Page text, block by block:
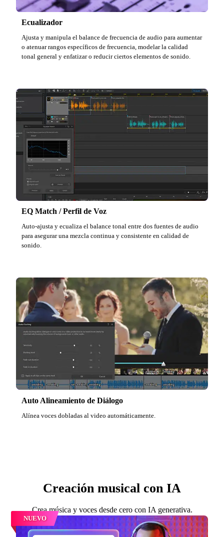
Ecualizador
Ajusta y manipula el balance de frecuencia de audio para aumentar
o atenuar rangos específicos de frecuencia, modelar la calidad
tonal general y enfatizar o reducir ciertos elementos de sonido.
EQ Match / Perfil de Voz
Auto-ajusta y ecualiza el balance tonal entre dos fuentes de audio
para asegurar una mezcla continua y consistente en calidad de
sonido.
Auto Alineamiento de Diálogo
Alínea voces dobladas al video automáticamente.
Creación musical con IA
Crea música y voces desde cero con IA generativa.
NUEVO